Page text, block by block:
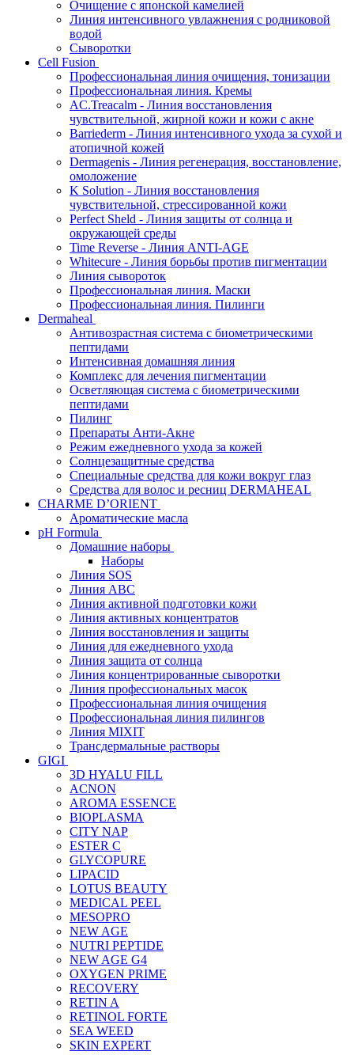
Очищение с японской камелией
Линия интенсивного увлажнения с родниковой
водой
Сыворотки
Cell Fusion
Профессиональная линия очищения, тонизации
Профессиональная линия. Кремы
AC.Treacalm - Линия восстановления
чувствительной, жирной кожи и кожи с акне
Barriederm - Линия интенсивного ухода за сухой и
атопичной кожей
Dermagenis - Линия регенерация, восстановление,
омоложение
K Solution - Линия восстановления
чувствительной, стрессированной кожи
Perfect Sheld - Линия защиты от солнца и
окружающей среды
Time Reverse - Линия ANTI-AGE
Whitecure - Линия борьбы против пигментации
Линия сывороток
Профессиональная линия. Маски
Профессиональная линия. Пилинги
Dermaheal
Антивозрастная система с биометрическими
пептидами
Интенсивная домашняя линия
Комплекс для лечения пигментации
Осветляющая система с биометрическими
пептидами
Пилинг
Препараты Анти-Акне
Режим ежедневного ухода за кожей
Солнцезащитные средства
Специальные средства для кожи вокруг глаз
Средства для волос и ресниц DERMAHEAL
CHARME D’ORIENT
Ароматические масла
pH Formula
Домашние наборы
Наборы
Линия SOS
Линия АВС
Линия активной подготовки кожи
Линия активных концентратов
Линия восстановления и защиты
Линия для ежедневного ухода
Линия защита от солнца
Линия концентрированные сыворотки
Линия профессиональных масок
Профессиональная линия очищения
Профессиональная линия пилингов
Линия MIXIT
Трансдермальные растворы
GIGI
3D HYALU FILL
ACNON
AROMA ESSENCE
BIOPLASMA
CITY NAP
ESTER C
GLYCOPURE
LIPACID
LOTUS BEAUTY
MEDICAL PEEL
MESOPRO
NEW AGE
NUTRI PEPTIDE
NEW AGE G4
OXYGEN PRIME
RECOVERY
RETIN A
RETINOL FORTE
SEA WEED
SKIN EXPERT